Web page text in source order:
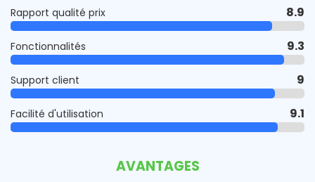
Rapport qualité prix 8.9
Fonctionnalités 9.3
Support client 9
Facilité d'utilisation 9.1
AVANTAGES